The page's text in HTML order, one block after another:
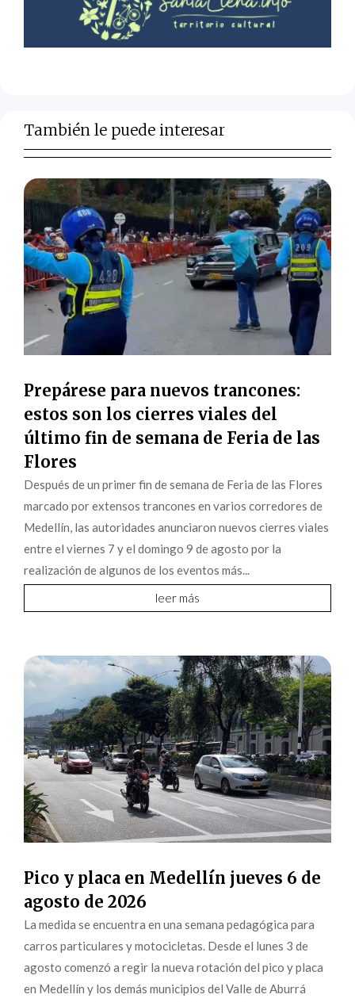
También le puede interesar
Prepárese para nuevos trancones:
estos son los cierres viales del
último fin de semana de Feria de las
Flores
Después de un primer fin de semana de Feria de las Flores
marcado por extensos trancones en varios corredores de
Medellín, las autoridades anunciaron nuevos cierres viales
entre el viernes 7 y el domingo 9 de agosto por la
realización de algunos de los eventos más...
leer más
Pico y placa en Medellín jueves 6 de
agosto de 2026
La medida se encuentra en una semana pedagógica para
carros particulares y motocicletas. Desde el lunes 3 de
agosto comenzó a regir la nueva rotación del pico y placa
en Medellín y los demás municipios del Valle de Aburrá